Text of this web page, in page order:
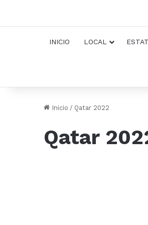
INICIO LOCAL
Inicio / Qatar 2022
Qatar